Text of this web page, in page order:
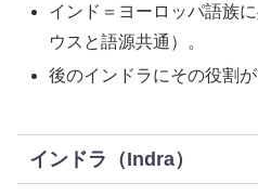
インド＝ヨーロッパ語族
ウスと語源共通）。
後のインドラにその役割が
インドラ（Indra）